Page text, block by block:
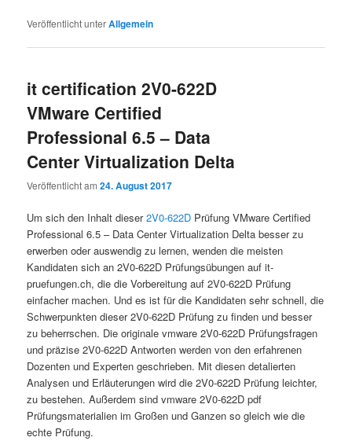
Veröffentlicht unterAllgemein
it certification 2V0-622D
VMware Certified
Professional 6.5 – Data
Center Virtualization Delta
Veröffentlicht am24. August 2017
Um sich den Inhalt dieser2V0-622D Prüfung VMware Certified
Professional 6.5 – Data Center Virtualization Delta besser zu
erwerben oder auswendig zu lernen, wenden die meisten
Kandidaten sich an 2V0-622D Prüfungsübungen auf it-
pruefungen.ch, die die Vorbereitung auf 2V0-622D Prüfung
einfacher machen. Und es ist für die Kandidaten sehr schnell, die
Schwerpunkten dieser 2V0-622D Prüfung zu finden und besser
zu beherrschen. Die originale vmware 2V0-622D Prüfungsfragen
und präzise 2V0-622D Antworten werden von den erfahrenen
Dozenten und Experten geschrieben. Mit diesen detalierten
Analysen und Erläuterungen wird die 2V0-622D Prüfung leichter,
zu bestehen. Außerdem sind vmware 2V0-622D pdf
Prüfungsmaterialien im Großen und Ganzen so gleich wie die
echte Prüfung.